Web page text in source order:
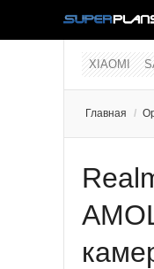
XIAOMI
Главная /